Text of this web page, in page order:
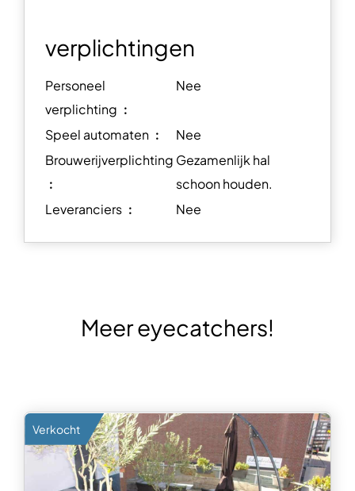
verplichtingen
Personeel
verplichting ︰
Nee
Speel automaten ︰
Nee
Brouwerijverplichting
︰
Gezamenlijk hal
schoon houden.
Leveranciers ︰
Nee
Meer eyecatchers!
Verkocht